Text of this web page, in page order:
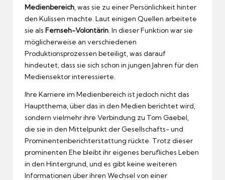
Medienbereich , was sie zu einer Persönlichkeit hinter
den Kulissen machte. Laut einigen Quellen arbeitete
sie als Fernseh-Volontärin . In dieser Funktion war sie
möglicherweise an verschiedenen
Produktionsprozessen beteiligt, was darauf
hindeutet, dass sie sich schon in jungen Jahren für den
Mediensektor interessierte.
Ihre Karriere im Medienbereich ist jedoch nicht das
Hauptthema, über das in den Medien berichtet wird,
sondern vielmehr ihre Verbindung zu Tom Gaebel,
die sie in den Mittelpunkt der Gesellschafts- und
Prominentenberichterstattung rückte. Trotz dieser
prominenten Ehe bleibt ihr eigenes berufliches Leben
in den Hintergrund, und es gibt keine weiteren
Informationen über ihren Wechsel von einer